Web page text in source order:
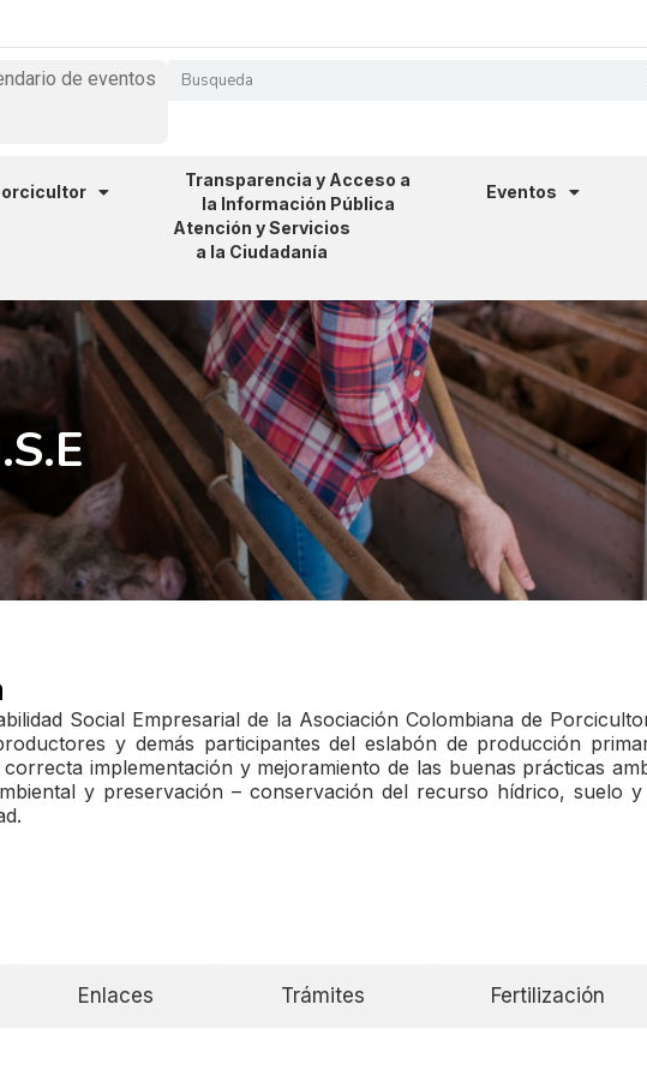
de eventos
Transparencia y Acceso a
la Información Pública
Eventos
Atención y Servicios
a la Ciudadanía
Social Empresarial de la Asociación Colombiana de
y demás participantes del eslabón de producción
implementación y mejoramiento de las buenas prácticas
y preservación – conservación del recurso hídrico, suelo
Enlaces Trámites Fertilización